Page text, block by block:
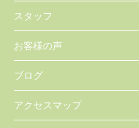
スタッフ
お客様の声
ブログ
アクセスマップ